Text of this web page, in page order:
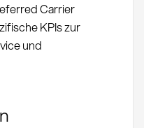
Carrier
KPIs zur
und